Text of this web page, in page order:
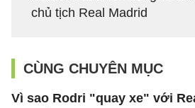
chủ tịch Real Madrid
CÙNG CHUYÊN MỤC
Vì sao Rodri "quay xe" với